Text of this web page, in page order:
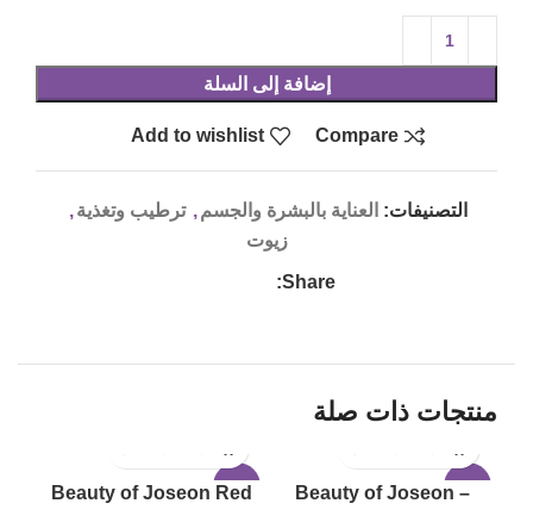
إضافة إلى السلة
Compare
Add to wishlist
التصنيفات: العناية بالبشرة والجسم , ترطيب وتغذية ,
زيوت
Share:
منتجات ذات صلة
Beauty of Joseon –
-17%
Beauty of Joseon Red